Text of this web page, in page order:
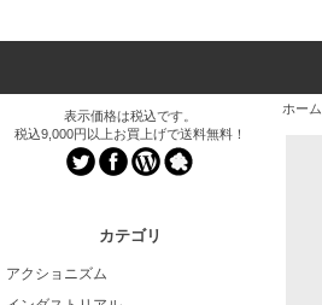
表示価格は税込です。
税込9,000円以上お買上げで送料無料！
カテゴリ
アクショニズム
ホーム